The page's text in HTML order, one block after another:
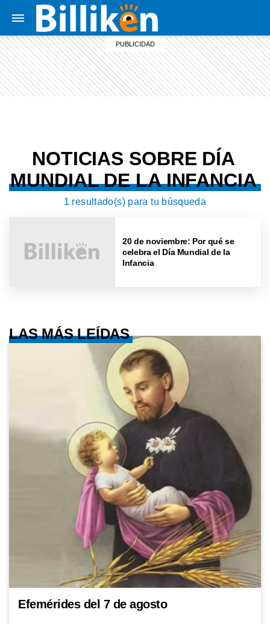
NOTICIAS SOBRE DÍA
MUNDIAL DE LA INFANCIA
1 resultado(s) para tu búsqueda
20 de noviembre: Por qué se
celebra el Día Mundial de la
Infancia
LAS MÁS LEÍDAS
Efemérides del 7 de agosto